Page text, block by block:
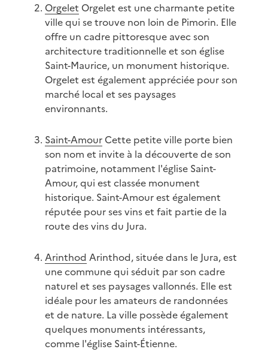
Orgelet Orgelet est une charmante petite
ville qui se trouve non loin de Pimorin. Elle
offre un cadre pittoresque avec son
architecture traditionnelle et son église
Saint-Maurice, un monument historique.
Orgelet est également appréciée pour son
marché local et ses paysages
environnants.
Saint-AmourCette petite ville porte bien
son nom et invite à la découverte de son
patrimoine, notamment l'église Saint-
Amour, qui est classée monument
historique. Saint-Amour est également
réputée pour ses vins et fait partie de la
route des vins du Jura.
Arinthod Arinthod, située dans le Jura, est
une commune qui séduit par son cadre
naturel et ses paysages vallonnés. Elle est
idéale pour les amateurs de randonnées
et de nature. La ville possède également
quelques monuments intéressants,
comme l'église Saint-Étienne.